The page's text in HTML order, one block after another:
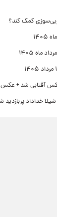
کمک کند؟
عکس آفتابی شد + عکس